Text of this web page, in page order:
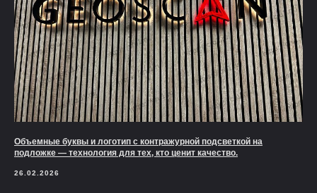
Объемные буквы и логотип с контражурной подсветкой на
подложке — технология для тех, кто ценит качество.
26.02.2026